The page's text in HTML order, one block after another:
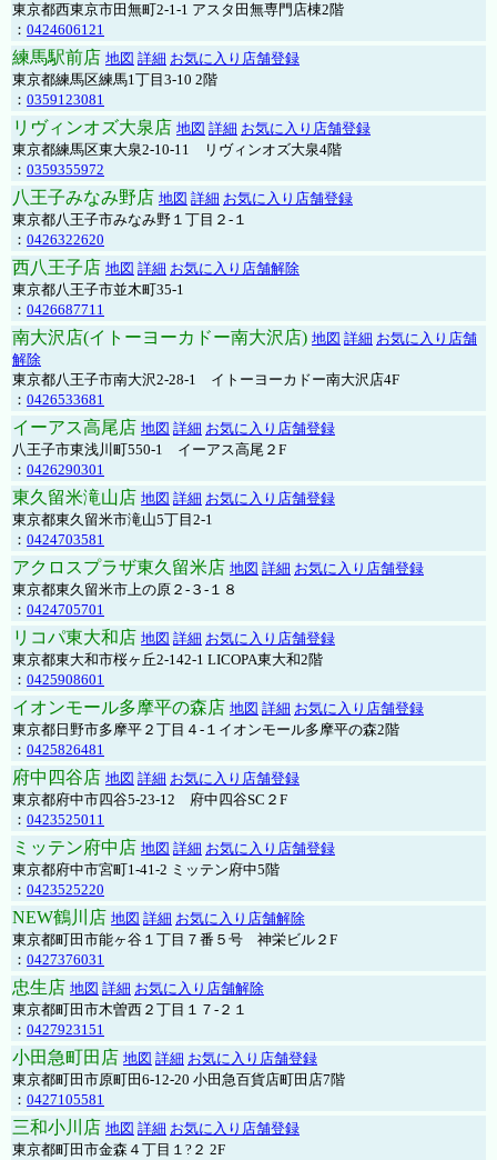
東京都西東京市田無町2-1-1 アスタ田無専門店棟2階
： 0424606121
練馬駅前店 地図 詳細 お気に入り店舗登録
東京都練馬区練馬1丁目3-10 2階
： 0359123081
リヴィンオズ大泉店 地図 詳細 お気に入り店舗登録
東京都練馬区東大泉2-10-11 リヴィンオズ大泉4階
： 0359355972
八王子みなみ野店 地図 詳細 お気に入り店舗登録
東京都八王子市みなみ野１丁目２-１
： 0426322620
西八王子店 地図 詳細 お気に入り店舗解除
東京都八王子市並木町35-1
： 0426687711
南大沢店(イトーヨーカドー南大沢店) 地図 詳細 お気に入り店舗
解除
東京都八王子市南大沢2-28-1 イトーヨーカドー南大沢店4F
： 0426533681
イーアス高尾店 地図 詳細 お気に入り店舗登録
八王子市東浅川町550-1 イーアス高尾２F
： 0426290301
東久留米滝山店 地図 詳細 お気に入り店舗登録
東京都東久留米市滝山5丁目2-1
： 0424703581
アクロスプラザ東久留米店 地図 詳細 お気に入り店舗登録
東京都東久留米市上の原２-３-１８
： 0424705701
リコパ東大和店 地図 詳細 お気に入り店舗登録
東京都東大和市桜ヶ丘2-142-1 LICOPA東大和2階
： 0425908601
イオンモール多摩平の森店 地図 詳細 お気に入り店舗登録
東京都日野市多摩平２丁目４-１イオンモール多摩平の森2階
： 0425826481
府中四谷店 地図 詳細 お気に入り店舗登録
東京都府中市四谷5-23-12 府中四谷SC２F
： 0423525011
ミッテン府中店 地図 詳細 お気に入り店舗登録
東京都府中市宮町1-41-2 ミッテン府中5階
： 0423525220
NEW鶴川店 地図 詳細 お気に入り店舗解除
東京都町田市能ヶ谷１丁目７番５号 神栄ビル２F
： 0427376031
忠生店 地図 詳細 お気に入り店舗解除
東京都町田市木曽西２丁目１７-２１
： 0427923151
小田急町田店 地図 詳細 お気に入り店舗登録
東京都町田市原町田6-12-20 小田急百貨店町田店7階
： 0427105581
三和小川店 地図 詳細 お気に入り店舗登録
東京都町田市金森４丁目１?２ 2F